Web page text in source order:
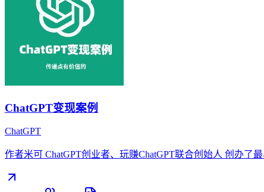
ChatGPT变现案例
ChatGPT
作者米可 ChatGPT创业者、玩赚ChatGPT联合创始人 创办了